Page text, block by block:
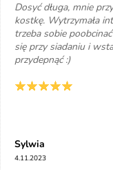
Dosyć długa, mnie
kostkę. Wytrzymała
trzeba sobie
się przy siadaniu i
przydepnąć :)
Sylwia
4.11.2023